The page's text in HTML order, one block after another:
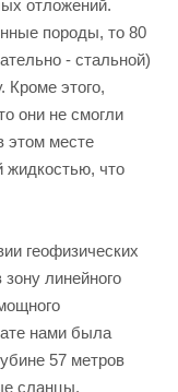
отложений.
породы, то 80
- стальной)
Кроме этого,
они не смогли
этом месте
жидкостью, что
геофизических
линейного
нами была
57 метров
сланцы.